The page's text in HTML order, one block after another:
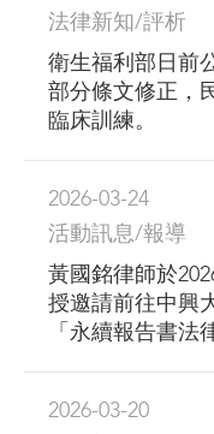
法律新知/評析
衛生福利部日前
部分條文修正，
臨床訓練。
2026-03-24
活動訊息/報導
黃國銘律師於
授邀請前往中興
「永續報告書法
2026-03-20